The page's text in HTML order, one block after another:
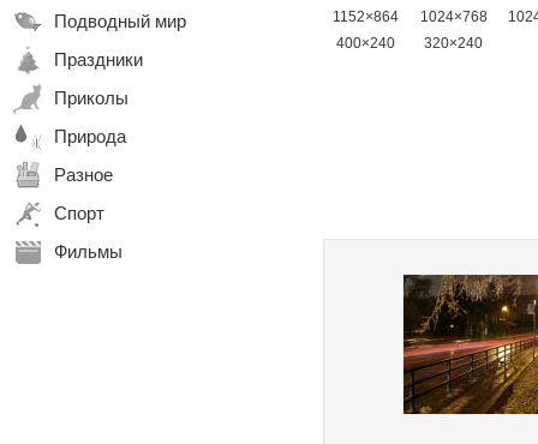
Подводный мир
Праздники
Приколы
Природа
Разное
Спорт
Фильмы
1152×864
1024×768
400×240
320×240